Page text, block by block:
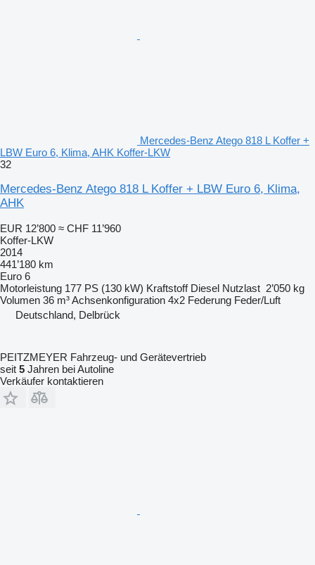
Mercedes-Benz Atego 818 L Koffer +
LBW Euro 6, Klima, AHK Koffer-LKW
32
Mercedes-Benz Atego 818 L Koffer + LBW Euro 6, Klima,
AHK
EUR 12’800 ≈ CHF 11’960
Koffer-LKW
2014
441’180 km
Euro 6
Motorleistung 177 PS (130 kW) Kraftstoff Diesel Nutzlast 2’050 kg
Volumen 36 m³Achsenkonfiguration 4x2 Federung Feder/Luft
Deutschland, Delbrück
PEITZMEYER Fahrzeug- und Gerätevertrieb
seit 5 Jahren bei Autoline
Verkäufer kontaktieren